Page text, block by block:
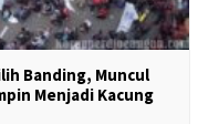
Banding, Muncul
Menjadi Kacung